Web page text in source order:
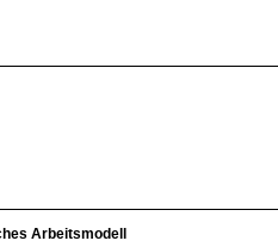
Arbeitsmodell